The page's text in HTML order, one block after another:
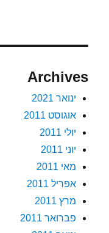
Archives
ינואר 2021
אוגוסט 2011
יולי 2011
יוני 2011
מאי 2011
אפריל 2011
מרץ 2011
פברואר 2011